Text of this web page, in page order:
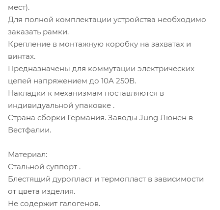
мест).
Для полной комплектации устройства необходимо
заказать рамки.
Крепление в монтажную коробку на захватах и
винтах.
Предназначены для коммутации электрических
цепей напряжением до 10A 250В.
Накладки к механизмам поставляются в
индивидуальной упаковке .
Страна сборки Германия. Заводы Jung Люнен в
Вестфалии.
Материал:
Стальной суппорт .
Блестящий дуропласт и термопласт в зависимости
от цвета изделия.
Не содержит галогенов.